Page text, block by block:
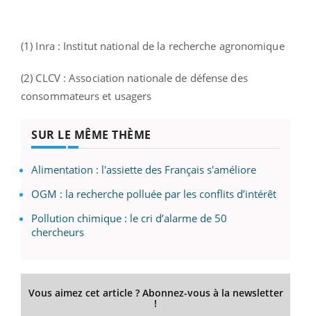
(1) Inra : Institut national de la recherche agronomique
(2) CLCV : Association nationale de défense des
consommateurs et usagers
SUR LE MÊME THÈME
Alimentation : l'assiette des Français s'améliore
OGM : la recherche polluée par les conflits d’intérêt
Pollution chimique : le cri d’alarme de 50
chercheurs
Vous aimez cet article ? Abonnez-vous à la newsletter
!